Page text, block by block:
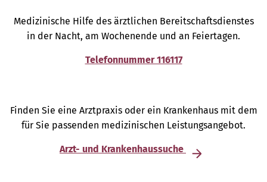
Medizinische Hilfe des ärztlichen Bereitschaftsdienstes
in der Nacht, am Wochenende und an Feiertagen.
Telefonnummer 116117
Finden Sie eine Arztpraxis oder ein Krankenhaus mit dem
für Sie passenden medizinischen Leistungsangebot.
Arzt- und Krankenhaussuche